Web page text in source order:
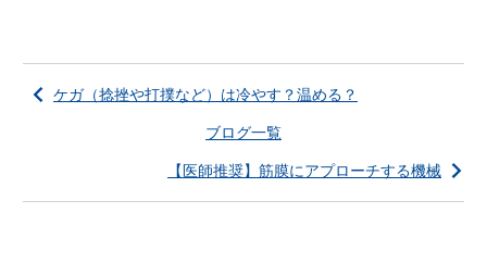
ケガ（捻挫や打撲など）は冷やす？温める？
ブログ一覧
【医師推奨】筋膜にアプローチする機械